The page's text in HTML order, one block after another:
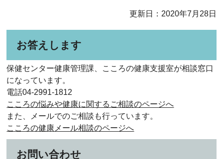
更新日：2020年7月28日
お答えします
保健センター健康管理課、こころの健康支援室が相談窓口
になっています。
電話04‐2991-1812
こころの悩みや健康に関するご相談のページへ
また、メールでのご相談も行っています。
こころの健康メール相談のページへ
お問い合わせ